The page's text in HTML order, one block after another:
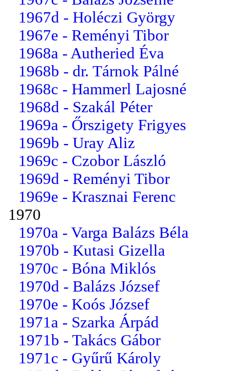
1967d - Holéczi György
1967e - Reményi Tibor
1968a - Autheried Éva
1968b - dr. Tárnok Pálné
1968c - Hammerl Lajosné
1968d - Szakál Péter
1969a - Őrszigety Frigyes
1969b - Uray Aliz
1969c - Czobor László
1969d - Reményi Tibor
1969e - Krasznai Ferenc
1970
1970a - Varga Balázs Béla
1970b - Kutasi Gizella
1970c - Bóna Miklós
1970d - Balázs József
1970e - Koós József
1971a - Szarka Árpád
1971b - Takács Gábor
1971c - Gyűrű Károly